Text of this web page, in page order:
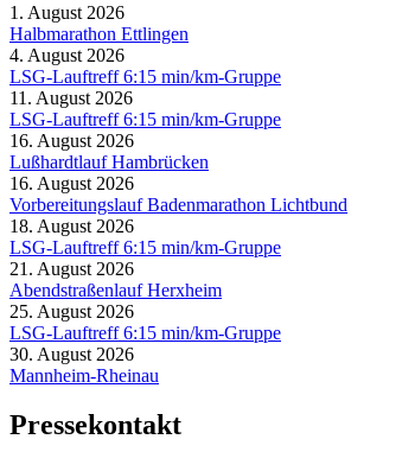
1. August 2026
Halbmarathon Ettlingen
4. August 2026
LSG-Lauftreff 6:15 min/km-Gruppe
11. August 2026
LSG-Lauftreff 6:15 min/km-Gruppe
16. August 2026
Lußhardtlauf Hambrücken
16. August 2026
Vorbereitungslauf Badenmarathon Lichtbund
18. August 2026
LSG-Lauftreff 6:15 min/km-Gruppe
21. August 2026
Abendstraßenlauf Herxheim
25. August 2026
LSG-Lauftreff 6:15 min/km-Gruppe
30. August 2026
Mannheim-Rheinau
Pressekontakt